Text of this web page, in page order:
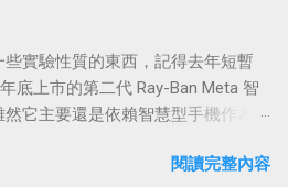
硬體已經不想更動了，所以只能想
、上層去做優化。然後這個主題好
持續搞了一整年，搞到前陣子今
我去幫忙看一下這個項目，看能不
念台灣光復四十年，在山頂建立一
，為鳶山風景區的特殊景點，名列
一。 過鳶山後，再走20分鐘即可抵
這是造訪鳶山必訪的景點。今天
兩位應該是泰國還是越南的一對情
入口重新設計，並以生態工法鋪設
尺的全新步道，變得相當舒適好
床連午餐都沒吃就直奔石門山登山
一個炸蛋蔥油餅、一瓶椰奶和青草
些實驗性質的東西，記得去年短暫
底上市的第二代 Ray-Ban Meta 智
它主要還是依賴智慧型手機作為
聽說他們是用藍芽做串流。 去年曾
閱讀完整內容